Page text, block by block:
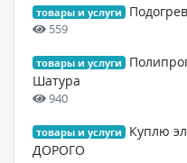
товары и услуги
559
товары и услуги
Шатура
940
товары и услуги
Куплю
ДОРОГО